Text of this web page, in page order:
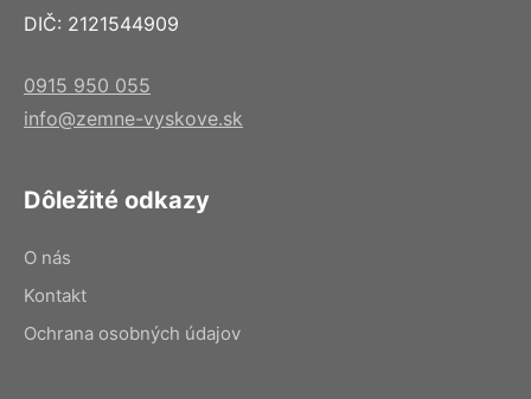
DIČ: 2121544909
0915 950 055
info@zemne-vyskove.sk
Dôležité odkazy
O nás
Kontakt
Ochrana osobných údajov